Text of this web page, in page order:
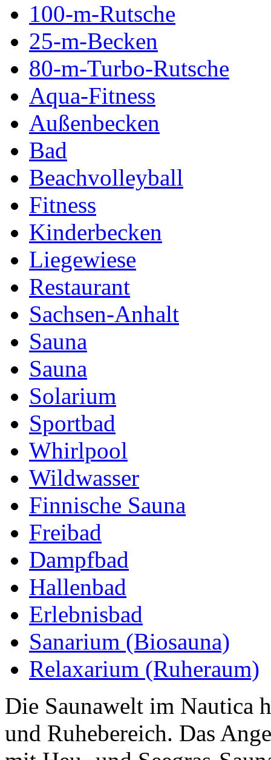
100-m-Rutsche
25-m-Becken
80-m-Turbo-Rutsche
Aqua-Fitness
Außenbecken
Bad
Beachvolleyball
Fitness
Kinderbecken
Liegewiese
Restaurant
Sachsen-Anhalt
Sauna
Sauna
Solarium
Sportbad
Whirlpool
Wildwasser
Finnische Sauna
Freibad
Dampfbad
Hallenbad
Erlebnisbad
Sanarium (Biosauna)
Relaxarium (Ruheraum)
Die Saunawelt im Nautica
und Ruhebereich. Das